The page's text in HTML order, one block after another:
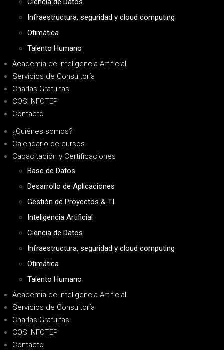
Infraestructura, seguridad y cloud computing
Ofimática
Talento Humano
Academia de Inteligencia Artificial
Servicios de Consultoría
Charlas Gratuitas
COS INFOTEP
Contacto
¿Quiénes somos?
Calendario de cursos
Capacitación y Certificaciones
Base de Datos
Desarrollo de Aplicaciones
Gestión de Proyectos & TI
Inteligencia Artificial
Ciencia de Datos
Infraestructura, seguridad y cloud computing
Ofimática
Talento Humano
Academia de Inteligencia Artificial
Servicios de Consultoría
Charlas Gratuitas
COS INFOTEP
Contacto